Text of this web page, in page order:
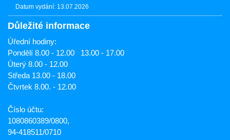
Datum vydání: 13.07.2026
Důležité informace
Úřední hodiny:
Pondělí 8.00 - 12.00 13.00 - 17.00
Úterý 8.00 - 12.00
Středa 13.00 - 18.00
Čtvrtek 8.00. - 12.00
Číslo účtu:
1080860389/0800,
94-418511/0710